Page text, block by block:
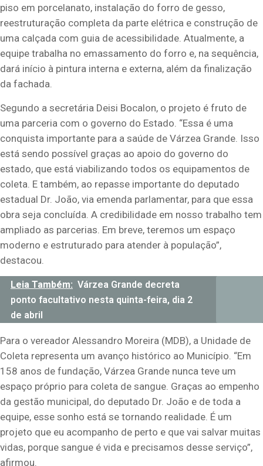
piso em porcelanato, instalação do forro de gesso,
reestruturação completa da parte elétrica e construção de
uma calçada com guia de acessibilidade. Atualmente, a
equipe trabalha no emassamento do forro e, na sequência,
dará início à pintura interna e externa, além da finalização
da fachada.
Segundo a secretária Deisi Bocalon, o projeto é fruto de
uma parceria com o governo do Estado. “Essa é uma
conquista importante para a saúde de Várzea Grande. Isso
está sendo possível graças ao apoio do governo do
estado, que está viabilizando todos os equipamentos de
coleta. E também, ao repasse importante do deputado
estadual Dr. João, via emenda parlamentar, para que essa
obra seja concluída. A credibilidade em nosso trabalho tem
ampliado as parcerias. Em breve, teremos um espaço
moderno e estruturado para atender à população”,
destacou.
Leia Também: Várzea Grande decreta
ponto facultativo nesta quinta-feira, dia 2
de abril
Para o vereador Alessandro Moreira (MDB), a Unidade de
Coleta representa um avanço histórico ao Município. “Em
158 anos de fundação, Várzea Grande nunca teve um
espaço próprio para coleta de sangue. Graças ao empenho
da gestão municipal, do deputado Dr. João e de toda a
equipe, esse sonho está se tornando realidade. É um
projeto que eu acompanho de perto e que vai salvar muitas
vidas, porque sangue é vida e precisamos desse serviço”,
afirmou.